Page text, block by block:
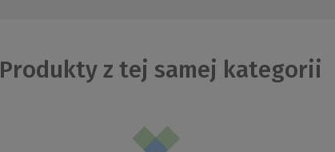
Produkty z tej samej kategorii